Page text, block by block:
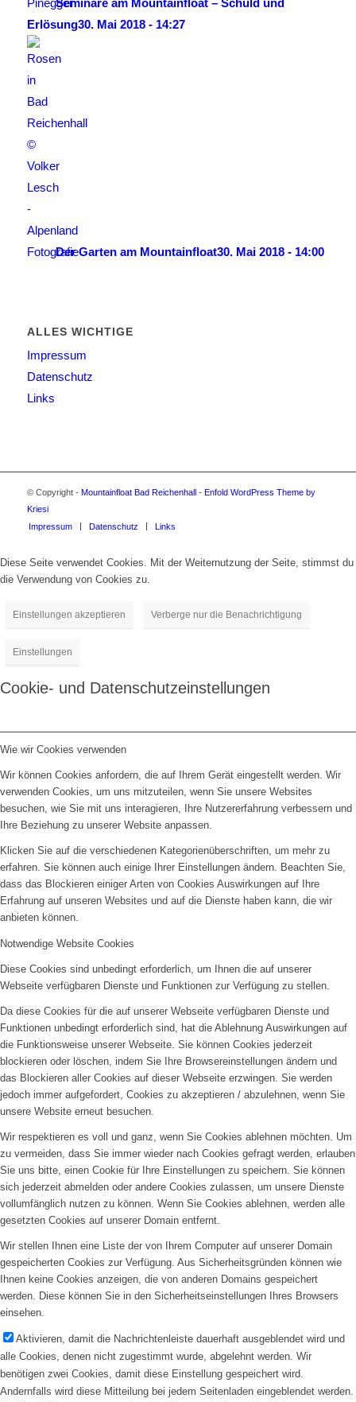
Seminare am Mountainfloat – Schuld und
Erlösung30. Mai 2018 - 14:27
Der Garten am Mountainfloat30. Mai 2018 - 14:00
ALLES WICHTIGE
Impressum
Datenschutz
Links
© Copyright - Mountainfloat Bad Reichenhall - Enfold WordPress Theme by
Kriesi
Impressum
Datenschutz Links
Diese Seite verwendet Cookies. Mit der Weiternutzung der Seite, stimmst du
die Verwendung von Cookies zu.
Einstellungen akzeptieren Verberge nur die Benachrichtigung
Einstellungen
Cookie- und Datenschutzeinstellungen
Wie wir Cookies verwenden
Wir können Cookies anfordern, die auf Ihrem Gerät eingestellt werden. Wir
verwenden Cookies, um uns mitzuteilen, wenn Sie unsere Websites
besuchen, wie Sie mit uns interagieren, Ihre Nutzererfahrung verbessern und
Ihre Beziehung zu unserer Website anpassen.
Klicken Sie auf die verschiedenen Kategorienüberschriften, um mehr zu
erfahren. Sie können auch einige Ihrer Einstellungen ändern. Beachten Sie,
dass das Blockieren einiger Arten von Cookies Auswirkungen auf Ihre
Erfahrung auf unseren Websites und auf die Dienste haben kann, die wir
anbieten können.
Notwendige Website Cookies
Diese Cookies sind unbedingt erforderlich, um Ihnen die auf unserer
Webseite verfügbaren Dienste und Funktionen zur Verfügung zu stellen.
Da diese Cookies für die auf unserer Webseite verfügbaren Dienste und
Funktionen unbedingt erforderlich sind, hat die Ablehnung Auswirkungen auf
die Funktionsweise unserer Webseite. Sie können Cookies jederzeit
blockieren oder löschen, indem Sie Ihre Browsereinstellungen ändern und
das Blockieren aller Cookies auf dieser Webseite erzwingen. Sie werden
jedoch immer aufgefordert, Cookies zu akzeptieren / abzulehnen, wenn Sie
unsere Website erneut besuchen.
Wir respektieren es voll und ganz, wenn Sie Cookies ablehnen möchten. Um
zu vermeiden, dass Sie immer wieder nach Cookies gefragt werden, erlauben
Sie uns bitte, einen Cookie für Ihre Einstellungen zu speichern. Sie können
sich jederzeit abmelden oder andere Cookies zulassen, um unsere Dienste
vollumfänglich nutzen zu können. Wenn Sie Cookies ablehnen, werden alle
gesetzten Cookies auf unserer Domain entfernt.
Wir stellen Ihnen eine Liste der von Ihrem Computer auf unserer Domain
gespeicherten Cookies zur Verfügung. Aus Sicherheitsgründen können wie
Ihnen keine Cookies anzeigen, die von anderen Domains gespeichert
werden. Diese können Sie in den Sicherheitseinstellungen Ihres Browsers
einsehen.
Aktivieren, damit die Nachrichtenleiste dauerhaft ausgeblendet wird und
alle Cookies, denen nicht zugestimmt wurde, abgelehnt werden. Wir
benötigen zwei Cookies, damit diese Einstellung gespeichert wird.
Andernfalls wird diese Mitteilung bei jedem Seitenladen eingeblendet werden.